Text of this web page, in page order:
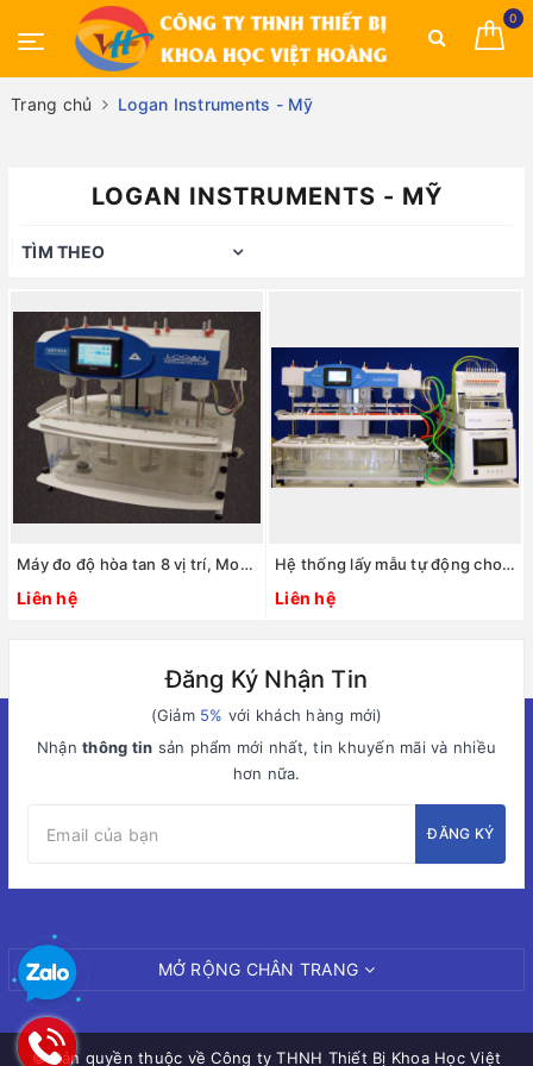
0
Trang chủ Logan Instruments - Mỹ
LOGAN INSTRUMENTS - MỸ
TÌM THEO
Máy đo độ hòa tan 8 vị trí, Model: UDT-814, Hãng: Logan Instruments/Mỹ
Liên hệ
Hệ thống lấy mẫu tự động cho máy thử độ hòa tan 860BDL, Hãng: Logan Instruments/Mỹ
Liên hệ
Đăng Ký Nhận Tin
(Giảm 5% với khách hàng mới)
Nhậnthông tin sản phẩm mới nhất, tin khuyến mãi và nhiều
hơn nữa.
ĐĂNG KÝ
MỞ RỘNG CHÂN TRANG
© Bản quyền thuộc vềCông ty THNH Thiết Bị Khoa Học Việt